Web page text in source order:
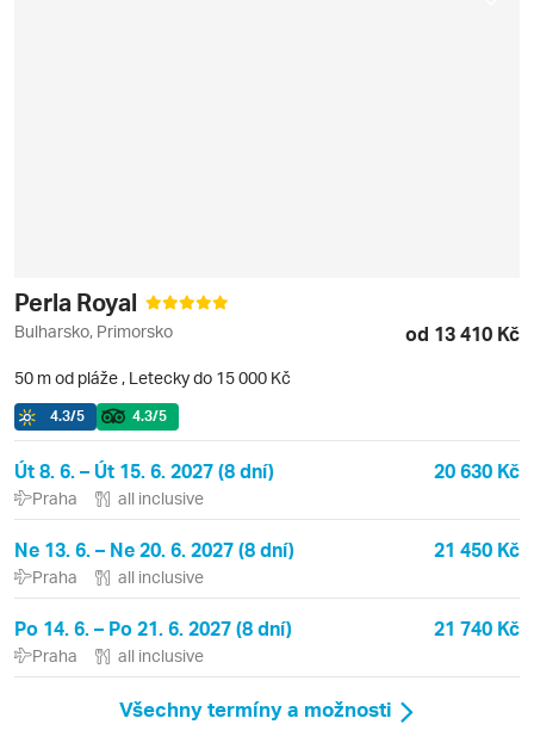
Perla Royal
Bulharsko, Primorsko od 13 410 Kč
50 m od pláže , Letecky do 15 000 Kč
4.3/5 4.3/5
Út 8. 6. – Út 15. 6. 2027 (8 dní) 20 630 Kč
Praha all inclusive
Ne 13. 6. – Ne 20. 6. 2027 (8 dní) 21 450 Kč
Praha all inclusive
Po 14. 6. – Po 21. 6. 2027 (8 dní) 21 740 Kč
Praha all inclusive
Všechny termíny a možnosti